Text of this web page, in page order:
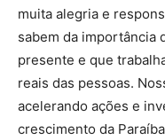
muita alegria e
sabem da importância
presente e que
reais das pessoas.
acelerando ações e
crescimento da